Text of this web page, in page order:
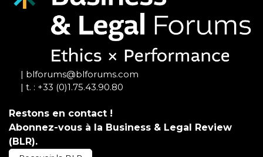
| blforums@blforums.com
| t. : +33 (0)1.75.43.90.80
Restons en contact !
Abonnez-vous à la Business & Legal Review
(BLR).